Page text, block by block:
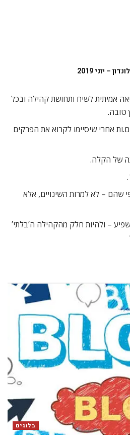
אמיתית לשיח ותחושת קהילה ובכל
טובה.
אחרי שיסיימו לקרוא את הפרקים
של הקלה.
שהם – לא למרות השינויים, אלא
– ולהיות חלק מהקהילה ה’בלתי’
בלוגים